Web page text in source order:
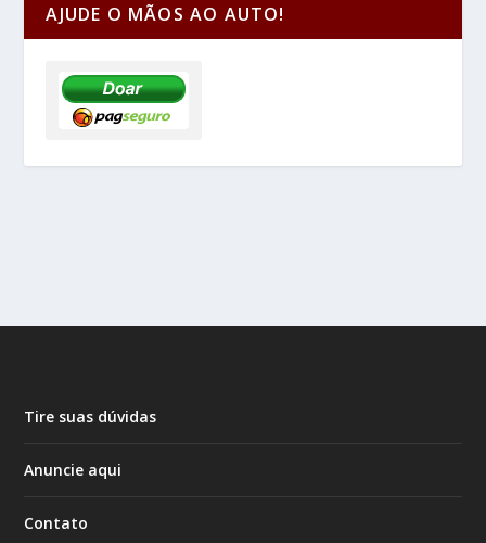
AJUDE O MÃOS AO AUTO!
Tire suas dúvidas
Anuncie aqui
Contato